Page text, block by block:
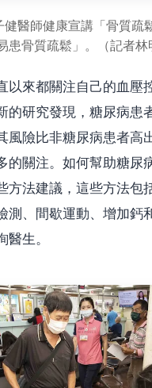
醫師健康宣講「骨質疏
患骨質疏鬆」。（記者林
以來都關注自己的血壓
的研究發現，糖尿病患
風險比非糖尿病患者高
的關注。如何幫助糖尿
方法建議，這些方法包
測、間歇運動、增加鈣
醫生。